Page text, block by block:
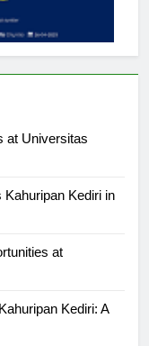
at Universitas
Kediri in
at
Kediri: A